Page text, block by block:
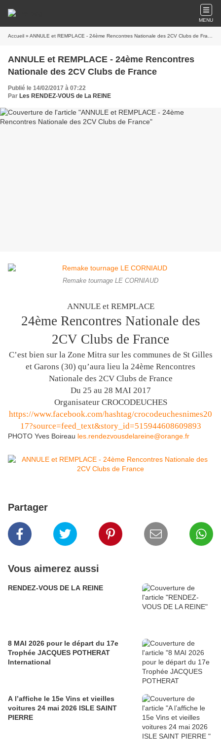
MENU
Accueil » ANNULE et REMPLACE - 24ème Rencontres Nationale des 2CV Clubs de France
ANNULE et REMPLACE - 24ème Rencontres
Nationale des 2CV Clubs de France
Publié le 14/02/2017 à 07:22
Par Les RENDEZ-VOUS de La REINE
Remake tournage LE CORNIAUD
ANNULE et REMPLACE
24ème Rencontres Nationale des
2CV Clubs de France
C’est bien sur la Zone Mitra sur les communes de St Gilles
et Garons (30) qu’aura lieu la 24ème Rencontres
Nationale des 2CV Clubs de France
Du 25 au 28 MAI 2017
Organisateur CROCODEUCHES
https://www.facebook.com/hashtag/crocodeuchesnimes20
17?source=feed_text&story_id=515944608609893
PHOTO Yves Boireau les.rendezvousdelareine@orange.fr
Partager
Vous aimerez aussi
RENDEZ-VOUS DE LA REINE
8 MAI 2026 pour le départ du 17e
Trophée JACQUES POTHERAT
International
A l’affiche le 15e Vins et vieilles
voitures 24 mai 2026 ISLE SAINT
PIERRE